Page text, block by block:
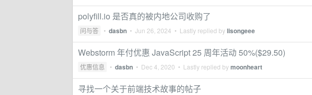
polyfill.io 是否真的被内地公司收购了
问与答 • dasbn • Jun 26, 2024 • Lastly replied bylisongeee
Webstorm 年付优惠 JavaScript 25 周年活动 50%($29.50)
优惠信息 • dasbn • Dec 4, 2020 • Lastly replied bymoonheart
寻找一个关于前端技术故事的帖子